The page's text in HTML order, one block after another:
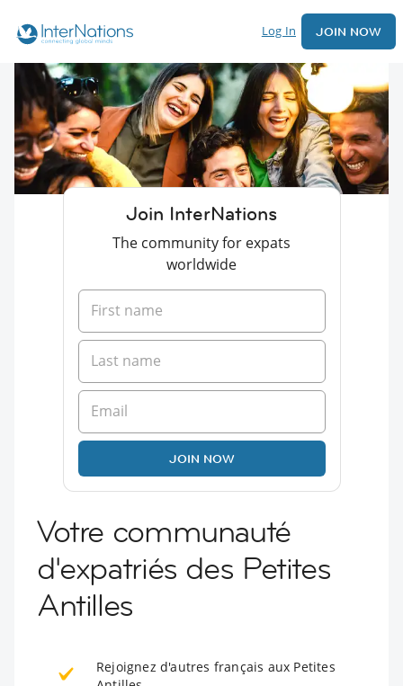
Log In JOIN NOW
Join InterNations
The community for expats
worldwide
JOIN NOW
Votre communauté
d'expatriés des Petites
Antilles
Rejoignez d'autres français aux Petites